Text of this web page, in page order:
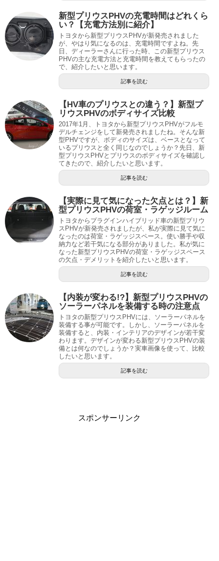
新型プリウスPHVの充電時間はどれくら
い？【充電方法別に紹介】
トヨタから新型プリウスPHVが新発売されました
が、やはり気になるのは、充電時間ですよね。先
日、ディーラーさんに行った時、この新型プリウス
PHVの主な充電方法と充電時間を教えてもらったの
で、紹介したいと思います。
記事を読む
【HV車のプリウスとの違う？】新型プ
リウスPHVのボディサイズ比較
2017年1月、トヨタから新型プリウスPHVがフルモ
デルチェンジをして新発売されましたね。そんな新
型PHVですが、ボディのサイズは、ベースとなって
いるプリウスと全く同じなのでしょうか？先日、新
型プリウスPHVとプリウスのボディサイズを確認し
てきたので、紹介したいと思います。
記事を読む
【実際に見て気になった欠点とは？】新
型プリウスPHVの荷室・ラゲッジルーム
トヨタからプラグインハイブリッド車の新型プリウ
スPHVが新発売されましたが、私が実際に見て気に
なったのは荷室・ラゲッジスペース。使い勝手や収
納力など若干気になる部分がありました。私が気に
なった新型プリウスPHVの荷室・ラゲッジスペース
の欠点・デメリットを紹介したいと思います。
記事を読む
【内装が変わる!?】新型プリウスPHVの
ソーラーパネルを装備する時の注意点
トヨタの新型プリウスPHVには、ソーラーパネルを
装備する事が可能です。しかし、ソーラーパネルを
装備すると、内装・インテリアのデザインが若干変
わります。デザインが変わる新型プリウスPHVの装
備とは何なのでしょうか？実車画像を使って、比較
したいと思います。
記事を読む
スポンサーリンク